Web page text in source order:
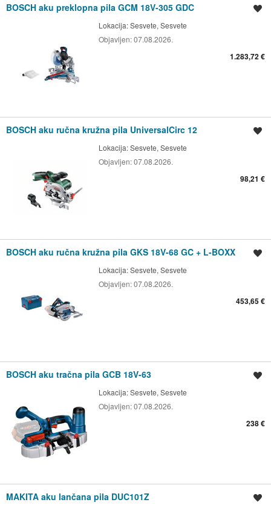
BOSCH aku preklopna pila GCM 18V-305 GDC
Lokacija:Sesvete, Sesvete
Objavljen:07.08.2026.
1.283,72 €
BOSCH aku ručna kružna pila UniversalCirc 12
Lokacija:Sesvete, Sesvete
Objavljen:07.08.2026.
98,21 €
BOSCH aku ručna kružna pila GKS 18V-68 GC + L-BOXX
Lokacija:Sesvete, Sesvete
Objavljen:07.08.2026.
453,65 €
BOSCH aku tračna pila GCB 18V-63
Lokacija:Sesvete, Sesvete
Objavljen:07.08.2026.
238 €
MAKITA aku lančana pila DUC101Z